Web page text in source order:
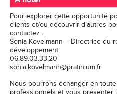
Pour explorer cette opportunité
clients et/ou découvrir d’autres
contactez :
Sonia Kovelmann – Directrice du
développement
06.89.03.33.20
sonia.kovelmann@pratinium.fr
Nous pourrons échanger en
professionnels et vous présenter